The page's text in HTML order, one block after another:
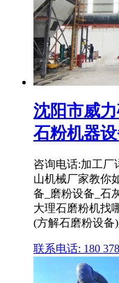
沈阳市威
石粉机器
咨询电话:加工厂
山机械厂家教你
备_磨粉设备_石
大理石磨粉机找
(方解石磨粉设备
联系电话: 180